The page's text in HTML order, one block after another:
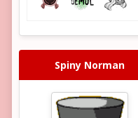
Spiny Norman